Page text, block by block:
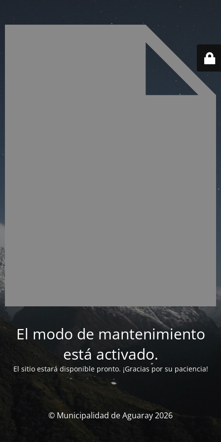
El modo de mantenimiento
está activado.
El sitio estará disponible pronto. ¡Gracias por su paciencia!
© Municipalidad de Aguaray 2026